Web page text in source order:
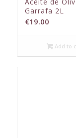
Garrafa 2L
€19.00
Add to